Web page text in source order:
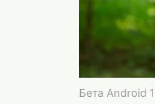
Бета Android